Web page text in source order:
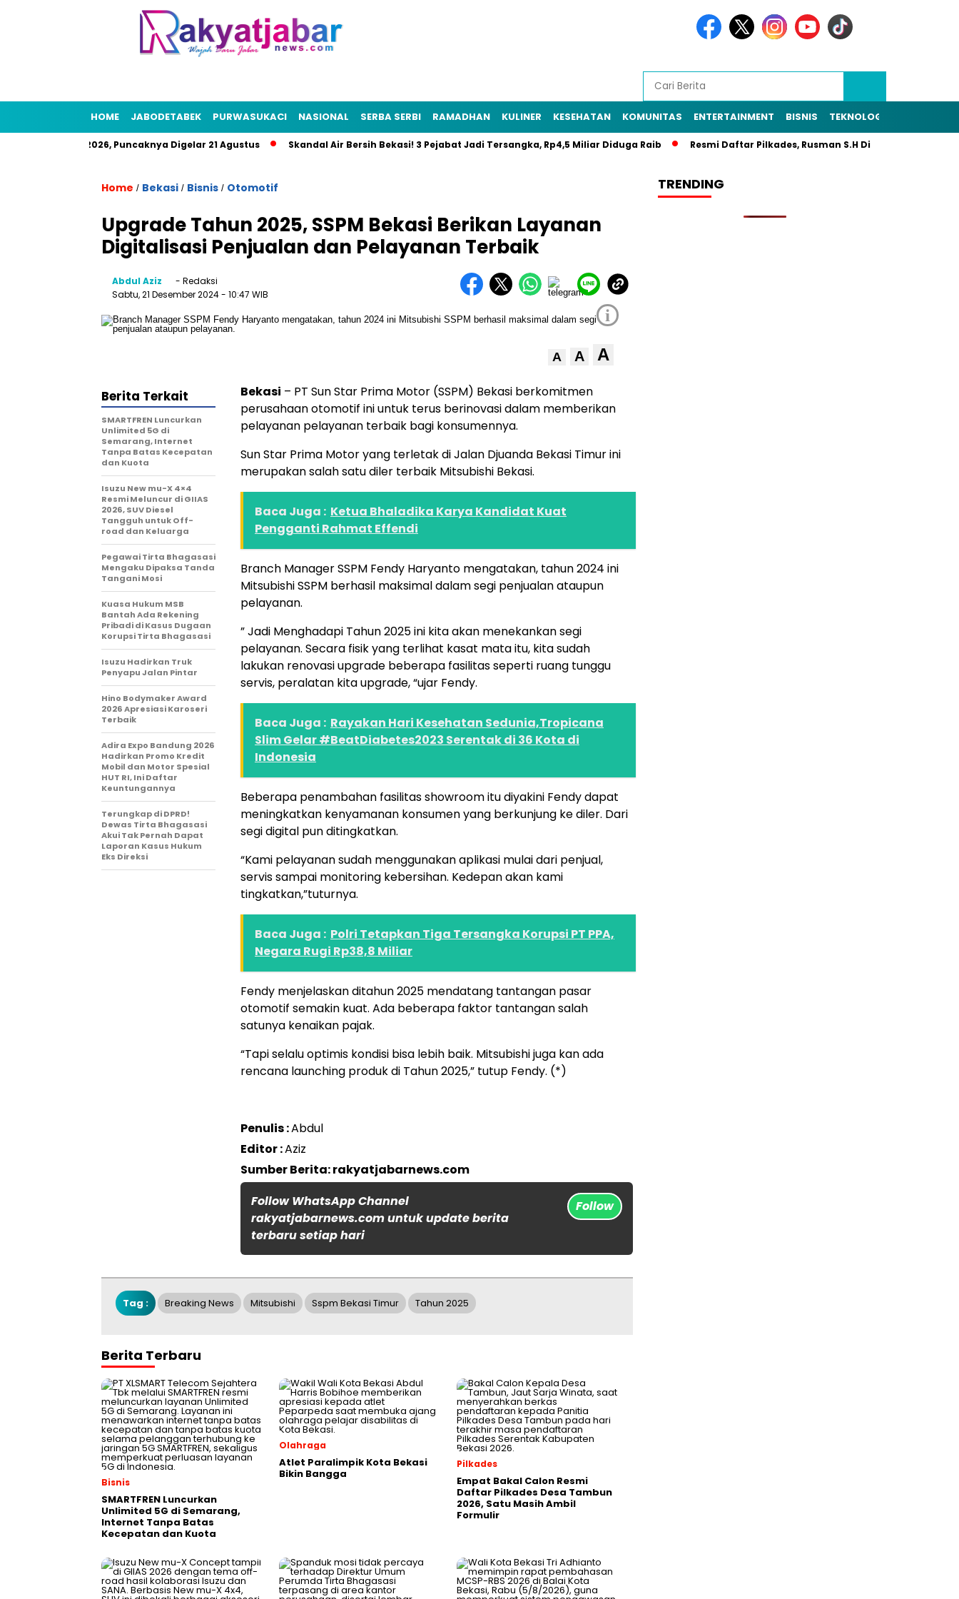
HOME JABODETABEK PURWASUKACI NASIONAL SERBA SERBI RAMADHAN KULINER KESEHATAN KOMUNITAS ENTERTAINMENT BISNIS TEKNOLOGI
HUT RI 2026, Puncaknya Digelar 21 Agustus Skandal Air Bersih Bekasi! 3 Pejabat Jadi Tersangka, Rp4,5 Miliar Diduga Raib Resmi Daftar Pilkades, Rusman S.H Diantar Sekitar 1.000
Home / Bekasi / Bisnis / Otomotif
Upgrade Tahun 2025, SSPM Bekasi Berikan Layanan
Digitalisasi Penjualan dan Pelayanan Terbaik
Abdul Aziz
- Redaksi
Sabtu, 21 Desember 2024- 10:47 WIB
i
A A A
Bekasi – PT Sun Star Prima Motor (SSPM) Bekasi berkomitmen
perusahaan otomotif ini untuk terus berinovasi dalam memberikan
pelayanan pelayanan terbaik bagi konsumennya.
Sun Star Prima Motor yang terletak di Jalan Djuanda Bekasi Timur ini
merupakan salah satu diler terbaik Mitsubishi Bekasi.
Baca Juga : Ketua Bhaladika Karya Kandidat Kuat
Pengganti Rahmat Effendi
Branch Manager SSPM Fendy Haryanto mengatakan, tahun 2024 ini
Mitsubishi SSPM berhasil maksimal dalam segi penjualan ataupun
pelayanan.
” Jadi Menghadapi Tahun 2025 ini kita akan menekankan segi
pelayanan. Secara fisik yang terlihat kasat mata itu, kita sudah
lakukan renovasi upgrade beberapa fasilitas seperti ruang tunggu
servis, peralatan kita upgrade, “ujar Fendy.
Baca Juga : Rayakan Hari Kesehatan Sedunia,Tropicana
Slim Gelar #BeatDiabetes2023 Serentak di 36 Kota di
Indonesia
Beberapa penambahan fasilitas showroom itu diyakini Fendy dapat
meningkatkan kenyamanan konsumen yang berkunjung ke diler. Dari
segi digital pun ditingkatkan.
“Kami pelayanan sudah menggunakan aplikasi mulai dari penjual,
servis sampai monitoring kebersihan. Kedepan akan kami
tingkatkan,”tuturnya.
Baca Juga : Polri Tetapkan Tiga Tersangka Korupsi PT PPA,
Negara Rugi Rp38,8 Miliar
Fendy menjelaskan ditahun 2025 mendatang tantangan pasar
otomotif semakin kuat. Ada beberapa faktor tantangan salah
satunya kenaikan pajak.
“Tapi selalu optimis kondisi bisa lebih baik. Mitsubishi juga kan ada
rencana launching produk di Tahun 2025,” tutup Fendy. (*)
Penulis :Abdul
Editor :Aziz
Sumber Berita: rakyatjabarnews.com
Follow WhatsApp Channel
rakyatjabarnews.com untuk update berita
terbaru setiap hari
Follow
Berita Terkait
SMARTFREN Luncurkan
Unlimited 5G di
Semarang, Internet
Tanpa Batas Kecepatan
dan Kuota
Isuzu New mu-X 4×4
Resmi Meluncur di GIIAS
2026, SUV Diesel
Tangguh untuk Off-
road dan Keluarga
Pegawai Tirta Bhagasasi
Mengaku Dipaksa Tanda
Tangani Mosi
Kuasa Hukum MSB
Bantah Ada Rekening
Pribadi di Kasus Dugaan
Korupsi Tirta Bhagasasi
Isuzu Hadirkan Truk
Penyapu Jalan Pintar
Hino Bodymaker Award
2026 Apresiasi Karoseri
Terbaik
Adira Expo Bandung 2026
Hadirkan Promo Kredit
Mobil dan Motor Spesial
HUT RI, Ini Daftar
Keuntungannya
Terungkap di DPRD!
Dewas Tirta Bhagasasi
Akui Tak Pernah Dapat
Laporan Kasus Hukum
Eks Direksi
Tag : Breaking News Mitsubishi Sspm Bekasi Timur Tahun 2025
Berita Terbaru
Bisnis
SMARTFREN Luncurkan
Unlimited 5G di Semarang,
Internet Tanpa Batas
Kecepatan dan Kuota
Olahraga
Atlet Paralimpik Kota Bekasi
Bikin Bangga
Pilkades
Empat Bakal Calon Resmi
Daftar Pilkades Desa Tambun
2026, Satu Masih Ambil
Formulir
TRENDING